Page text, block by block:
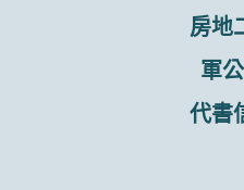
房地
軍
代書